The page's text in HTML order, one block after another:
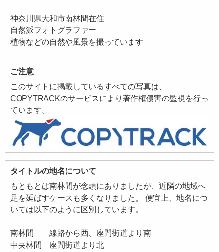
神奈川県大和市南林間在住
自然派フォトグラファー
植物などの自然や風景を撮っています
ご注意
このサイトに掲載しているすべての写真は、
COPYTRACKのサービスにより著作権侵害の監視を行っ
ています。
タイトルの地名について
もともとは南林間が念頭にありましたが、近隣の地域へ
足を延ばすケースも多くなりました。 便宜上、地名につ
いては以下のように区別しています。
南林間 線路から西、座間街道より南
中央林間 座間街道より北